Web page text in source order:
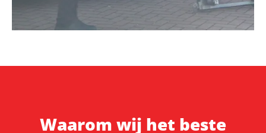
Waarom wij het beste